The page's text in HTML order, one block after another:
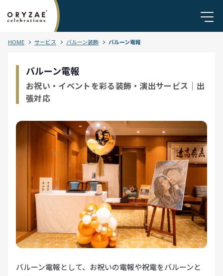
HOME サービス バルーン装飾 バルーン電報
バルーン電報
お祝い・イベントを彩る装飾・演出サービス｜出
張対応
バルーン電報として、お祝いの電報や祝電をバルーンと